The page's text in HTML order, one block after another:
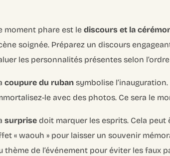
moment phare est le discours et la
soignée. Préparez un discours
les personnalités présentes selon
coupure du ruban symbolise
le avec des photos. Ce sera le
surprise doit marquer les esprits. Cela
« waouh » pour laisser un souvenir
thème de l’événement pour éviter les faux